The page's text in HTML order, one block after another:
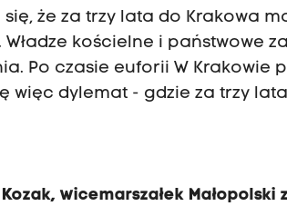
się, że za trzy lata do Krakowa
Władze kościelne i państwowe
Po czasie euforii W Krakowie
więc dylemat - gdzie za trzy
wicemarszałek Małopolski